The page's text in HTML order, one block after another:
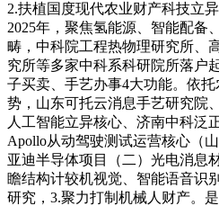
2.扶植国度现代农业财产科技立
2025年，聚焦氢能源、智能配备
畴，中科院工程热物理研究所、
究所等多家中科系科研院所落户
子买卖、手艺办事4大功能。依
势，山东可托云消息手艺研究院
人工智能立异核心、济南中科泛
Apollo从动驾驶测试运营核心（
亚迪半导体项目（二）光电消息
瞻结构计较机视觉、智能语音识
研究，3.聚力打制机械人财产。